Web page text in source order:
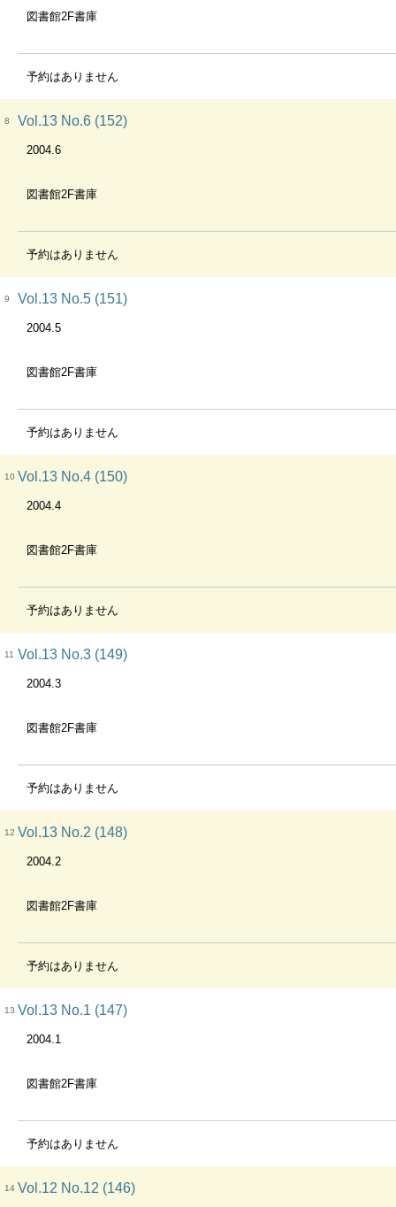
図書館2F書庫
予約はありません
8 Vol.13 No.6 (152)
2004.6
図書館2F書庫
予約はありません
9 Vol.13 No.5 (151)
2004.5
図書館2F書庫
予約はありません
10 Vol.13 No.4 (150)
2004.4
図書館2F書庫
予約はありません
11 Vol.13 No.3 (149)
2004.3
図書館2F書庫
予約はありません
12 Vol.13 No.2 (148)
2004.2
図書館2F書庫
予約はありません
13 Vol.13 No.1 (147)
2004.1
図書館2F書庫
予約はありません
14 Vol.12 No.12 (146)